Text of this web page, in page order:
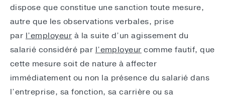
dispose que constitue une sanction toute mesure,
autre que les observations verbales, prise
par l’employeur à la suite d’un agissement du
salarié considéré par l’employeur comme fautif, que
cette mesure soit de nature à affecter
immédiatement ou non la présence du salarié dans
l’entreprise, sa fonction, sa carrière ou sa